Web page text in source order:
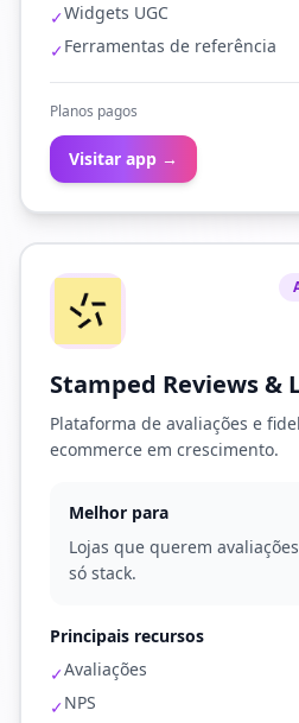
✓Widgets UGC
✓Ferramentas de referência
Planos pagos
Visitar app →
Stamped Reviews &
Plataforma de avaliações e
ecommerce em crescimento.
Melhor para
Lojas que querem
só stack.
Principais recursos
✓Avaliações
✓NPS